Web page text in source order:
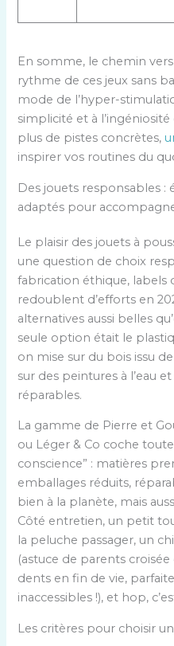
En somme, le chemin
rythme de ces jeux sans
mode de l’hyper-
simplicité et à
plus de pistes concrètes,
inspirer vos routines du
Des jouets responsables :
adaptés pour
Le plaisir des jouets à
une question de choix
fabrication éthique, labels
redoublent d’efforts en
alternatives aussi belles
seule option était le
on mise sur du bois issu
sur des peintures à l’eau
réparables.
La gamme de Pierre et
ou Léger & Co coche
conscience” : matières
emballages réduits,
bien à la planète, mais
Côté entretien, un petit
la peluche passager, un
(astuce de parents
dents en fin de vie,
inaccessibles !), et hop,
Les critères pour choisir